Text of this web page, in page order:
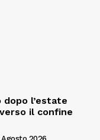
l’estate
il confine